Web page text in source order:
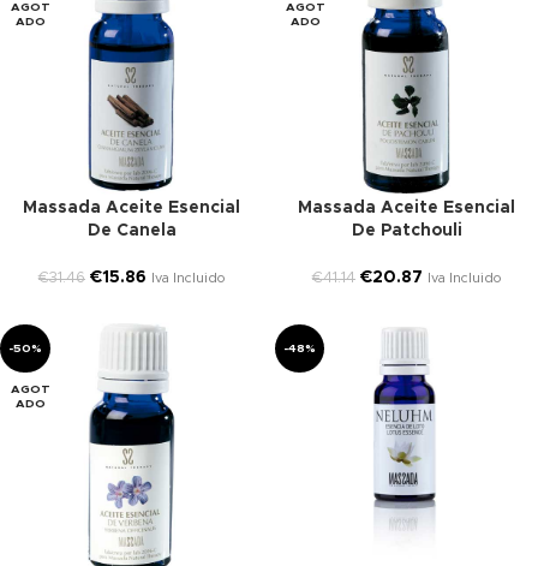
AGOT
ADO
Massada Aceite Esencial
De Canela
€31.46 €15.86 Iva Incluido
AGOT
ADO
Massada Aceite Esencial
De Patchouli
€41.14 €20.87 Iva Incluido
-50%
AGOT
ADO
-48%